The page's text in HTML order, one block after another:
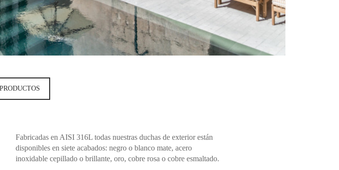
Fabricadas en AISI 316L todas nuestras duchas de exterior están
disponibles en siete acabados: negro o blanco mate, acero
inoxidable cepillado o brillante, oro, cobre rosa o cobre esmaltado.